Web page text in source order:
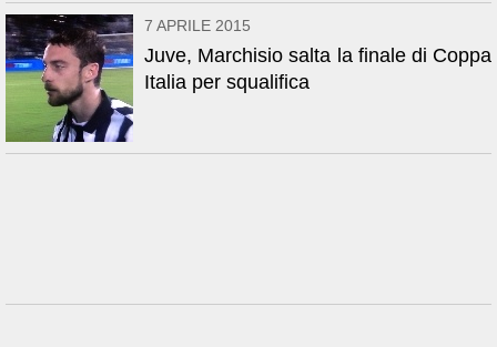
7 APRILE 2015
Juve, Marchisio salta la finale di Coppa
Italia per squalifica